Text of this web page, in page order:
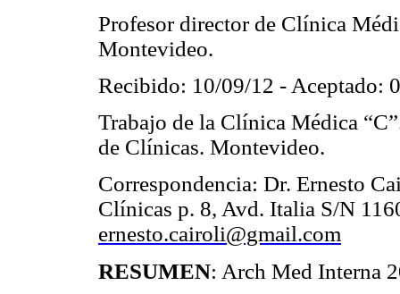
Profesor director de Clínica
Montevideo.
Recibido: 10/09/12 - Aceptado:
Trabajo de la Clínica Médica
de Clínicas. Montevideo.
Correspondencia: Dr. Ernesto
Clínicas p. 8, Avd. Italia S/N
ernesto.cairoli@gmail.com
RESUMEN: Arch Med Interna